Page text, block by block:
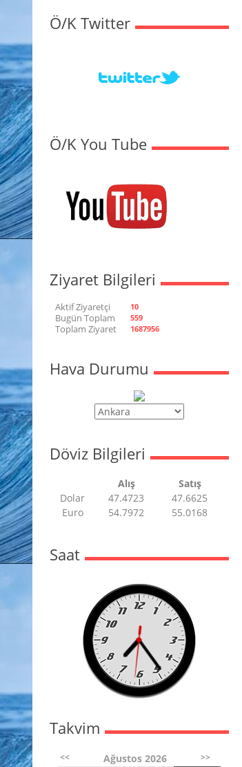
Ö/K Twitter
Ö/K You Tube
Ziyaret Bilgileri
Aktif Ziyaretçi 10
Bugün Toplam 559
Toplam Ziyaret 1687956
Hava Durumu
Döviz Bilgileri
Alış
Satış
Dolar
47.4723
47.6625
Euro
54.7972 55.0168
Saat
Takvim
<< Ağustos 2026 >>